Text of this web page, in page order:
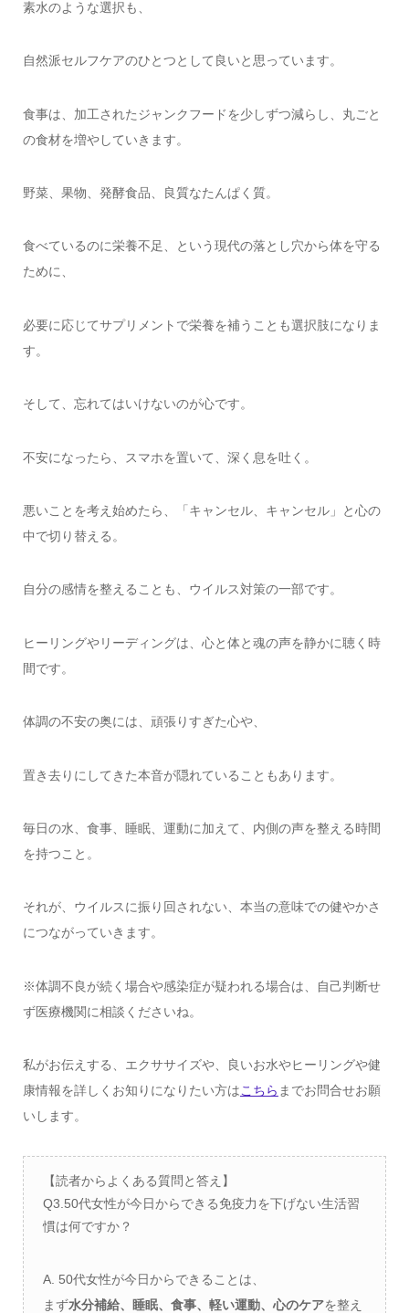
素水のような選択も、
自然派セルフケアのひとつとして良いと思っています。
食事は、加工されたジャンクフードを少しずつ減らし、丸ごと
の食材を増やしていきます。
野菜、果物、発酵食品、良質なたんぱく質。
食べているのに栄養不足、という現代の落とし穴から体を守る
ために、
必要に応じてサプリメントで栄養を補うことも選択肢になりま
す。
そして、忘れてはいけないのが心です。
不安になったら、スマホを置いて、深く息を吐く。
悪いことを考え始めたら、「キャンセル、キャンセル」と心の
中で切り替える。
自分の感情を整えることも、ウイルス対策の一部です。
ヒーリングやリーディングは、心と体と魂の声を静かに聴く時
間です。
体調の不安の奥には、頑張りすぎた心や、
置き去りにしてきた本音が隠れていることもあります。
毎日の水、食事、睡眠、運動に加えて、内側の声を整える時間
を持つこと。
それが、ウイルスに振り回されない、本当の意味での健やかさ
につながっていきます。
※体調不良が続く場合や感染症が疑われる場合は、自己判断せ
ず医療機関に相談くださいね。
私がお伝えする、エクササイズや、良いお水やヒーリングや健
康情報を詳しくお知りになりたい方はこちら までお問合せお願
いします。
【読者からよくある質問と答え】
Q3.50代女性が今日からできる免疫力を下げない生活習
慣は何ですか？
A. 50代女性が今日からできることは、
まず水分補給、睡眠、食事、軽い運動、心のケアを整え